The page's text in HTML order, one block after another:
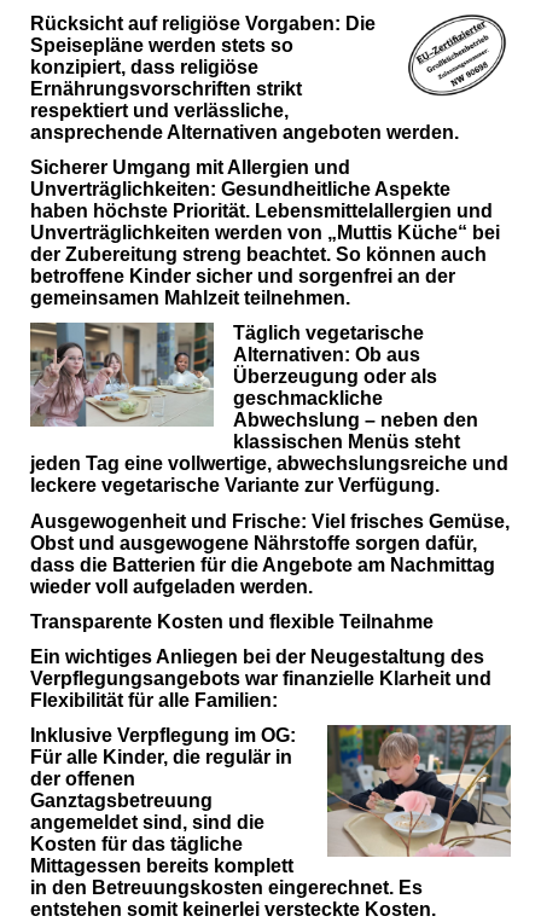
Rücksicht auf religiöse Vorgaben: Die
Speisepläne werden stets so
konzipiert, dass religiöse
Ernährungsvorschriften strikt
respektiert und verlässliche,
ansprechende Alternativen angeboten werden.
Sicherer Umgang mit Allergien und
Unverträglichkeiten: Gesundheitliche Aspekte
haben höchste Priorität. Lebensmittelallergien und
Unverträglichkeiten werden von „Muttis Küche“ bei
der Zubereitung streng beachtet. So können auch
betroffene Kinder sicher und sorgenfrei an der
gemeinsamen Mahlzeit teilnehmen.
Täglich vegetarische
Alternativen: Ob aus
Überzeugung oder als
geschmackliche
Abwechslung – neben den
klassischen Menüs steht
jeden Tag eine vollwertige, abwechslungsreiche und
leckere vegetarische Variante zur Verfügung.
Ausgewogenheit und Frische: Viel frisches Gemüse,
Obst und ausgewogene Nährstoffe sorgen dafür,
dass die Batterien für die Angebote am Nachmittag
wieder voll aufgeladen werden.
Transparente Kosten und flexible Teilnahme
Ein wichtiges Anliegen bei der Neugestaltung des
Verpflegungsangebots war finanzielle Klarheit und
Flexibilität für alle Familien:
Inklusive Verpflegung im OG:
Für alle Kinder, die regulär in
der offenen
Ganztagsbetreuung
angemeldet sind, sind die
Kosten für das tägliche
Mittagessen bereits komplett
in den Betreuungskosten eingerechnet. Es
entstehen somit keinerlei versteckte Kosten.